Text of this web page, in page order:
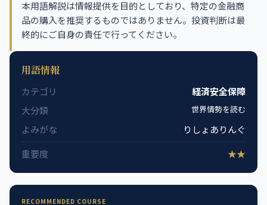
本用語解説は情報提供を目的としており、特定の金融商
品の購入を推奨するものではありません。投資判断は最
終的にご自身の責任で行ってください。
用語情報
カテゴリ
経済安全保障
大分類
世界情勢を読む
よみがな
りしょありんぐ
重要度
★★
RECOMMENDED COURSE